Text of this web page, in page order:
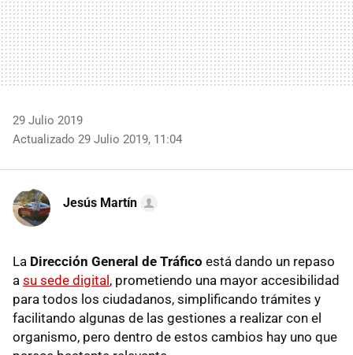
29 Julio 2019
Actualizado 29 Julio 2019, 11:04
Jesús Martín
La Dirección General de Tráfico está dando un repaso
a su sede digital, prometiendo una mayor accesibilidad
para todos los ciudadanos, simplificando trámites y
facilitando algunas de las gestiones a realizar con el
organismo, pero dentro de estos cambios hay uno que